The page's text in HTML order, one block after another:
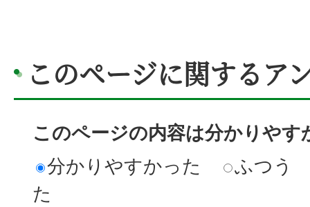
このページに関するア
このページの内容は分かりやす
分かりやすかった
ふつう
た